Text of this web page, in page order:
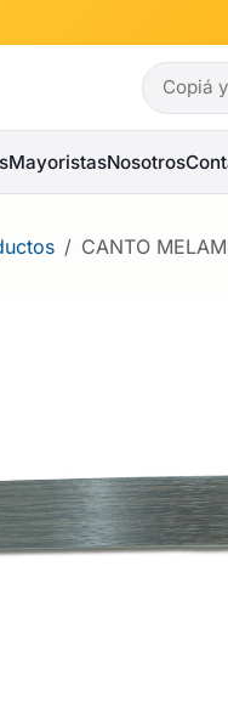
MayoristasNosotros
CANTO